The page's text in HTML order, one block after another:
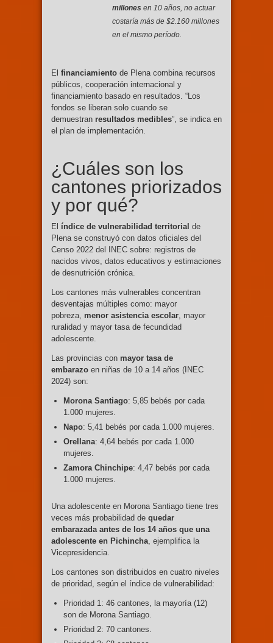
millones en 10 años, no actuar
costaría más de $2.160 millones
en el mismo período.
El financiamiento de Plena combina recursos
públicos, cooperación internacional y
financiamiento basado en resultados. “Los
fondos se liberan solo cuando se
demuestran resultados medibles”, se indica en
el plan de implementación.
¿Cuáles son los
cantones priorizados
y por qué?
El índice de vulnerabilidad territorial de
Plena se construyó con datos oficiales del
Censo 2022 del INEC sobre: registros de
nacidos vivos, datos educativos y estimaciones
de desnutrición crónica.
Los cantones más vulnerables concentran
desventajas múltiples como: mayor
pobreza, menor asistencia escolar , mayor
ruralidad y mayor tasa de fecundidad
adolescente.
Las provincias con mayor tasa de
embarazo en niñas de 10 a 14 años (INEC
2024) son:
Morona Santiago: 5,85 bebés por cada
1.000 mujeres.
Napo: 5,41 bebés por cada 1.000 mujeres.
Orellana: 4,64 bebés por cada 1.000
mujeres.
Zamora Chinchipe: 4,47 bebés por cada
1.000 mujeres.
Una adolescente en Morona Santiago tiene tres
veces más probabilidad de quedar
embarazada antes de los 14 años que una
adolescente en Pichincha , ejemplifica la
Vicepresidencia.
Los cantones son distribuidos en cuatro niveles
de prioridad, según el índice de vulnerabilidad:
Prioridad 1: 46 cantones, la mayoría (12)
son de Morona Santiago.
Prioridad 2: 70 cantones.